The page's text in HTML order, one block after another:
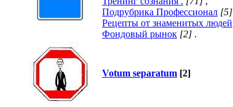
Подрубрика Профессионал [5]
Рецепты от знаменитых людей
Фондовый рынок [2] .
Votum separatum [2]